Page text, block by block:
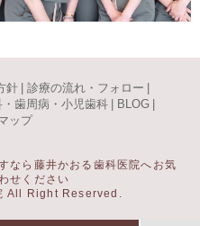
針 | 診療の流れ・フォロー |
歯周病・小児歯科 | BLOG |
ップ
なら藤井かおる歯科医院へお気
せください
All Right Reserved.